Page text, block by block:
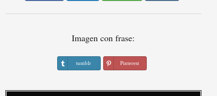
Imagen con frase:
tumblr Pinterest